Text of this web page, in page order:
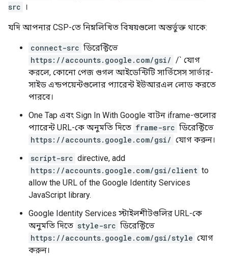
src
।
যদি আপনার CSP-তে নিম্নলিখিত বিষয়গুলো অন্তর্ভুক্ত থাকে:
connect-src ডিরেক্টিভে
https://accounts.google.com/gsi/ /` যোগ
করলে, কোনো পেজ গুগল আইডেন্টিটি সার্ভিসেস সার্ভার-
সাইড এন্ডপয়েন্টগুলোর প্যারেন্ট ইউআরএল লোড করতে
পারবে।
One Tap এবং Sign In With Google বাটন iframe-গুলোর
প্যারেন্ট URL-কে অনুমতি দিতে frame-src ডিরেক্টিভে
https://accounts.google.com/gsi/ যোগ করুন।
script-src directive, add
https://accounts.google.com/gsi/client to
allow the URL of the Google Identity Services
JavaScript library.
Google Identity Services স্টাইলশীটগুলির URL-কে
অনুমতি দিতে style-src ডিরেক্টিভে
https://accounts.google.com/gsi/style যোগ
করুন।